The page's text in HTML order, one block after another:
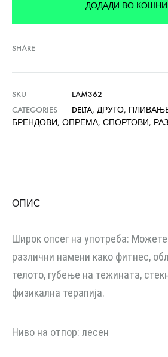
ДОДАДИ ВО
SHARE
SKU
LAM362
CATEGORIES
DELTA, ДРУГО,
БРЕНДОВИ, ОПРЕМА, СПОРТОВИ,
ОПИС
Широк опсег на употреба:
различни намени како фитнес,
телото, губење на тежината,
физикална терапија.
Ниво на отпор: лесен